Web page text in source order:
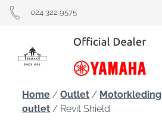
024 322 9575
Home /Outlet / Motorkleding
outlet / Revit Shield